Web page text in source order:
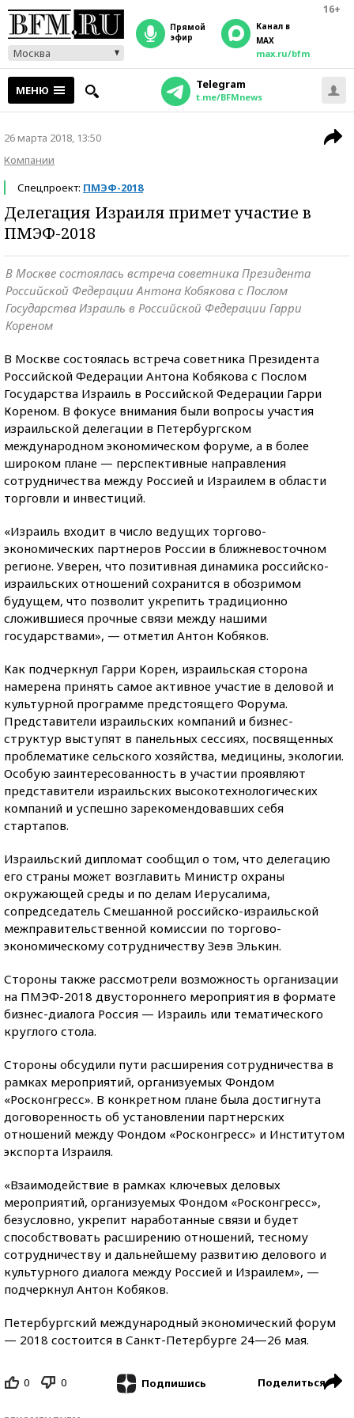
16+
Москва
прямой
эфир
Канал в
MAX
max.ru/bfm
МЕНЮ Telegram
t.me/BFMnews
26 марта 2018, 13:50
Компании
Спецпроект: ПМЭФ-2018
Делегация Израиля примет участие в
ПМЭФ-2018
В Москве состоялась встреча советника Президента
Российской Федерации Антона Кобякова с Послом
Государства Израиль в Российской Федерации Гарри
Кореном
В Москве состоялась встреча советника Президента
Российской Федерации Антона Кобякова с Послом
Государства Израиль в Российской Федерации Гарри
Кореном. В фокусе внимания были вопросы участия
израильской делегации в Петербургском
международном экономическом форуме, а в более
широком плане — перспективные направления
сотрудничества между Россией и Израилем в области
торговли и инвестиций.
«Израиль входит в число ведущих торгово-
экономических партнеров России в ближневосточном
регионе. Уверен, что позитивная динамика российско-
израильских отношений сохранится в обозримом
будущем, что позволит укрепить традиционно
сложившиеся прочные связи между нашими
государствами», — отметил Антон Кобяков.
Как подчеркнул Гарри Корен, израильская сторона
намерена принять самое активное участие в деловой и
культурной программе предстоящего Форума.
Представители израильских компаний и бизнес-
структур выступят в панельных сессиях, посвященных
проблематике сельского хозяйства, медицины, экологии.
Особую заинтересованность в участии проявляют
представители израильских высокотехнологических
компаний и успешно зарекомендовавших себя
стартапов.
Израильский дипломат сообщил о том, что делегацию
его страны может возглавить Министр охраны
окружающей среды и по делам Иерусалима,
сопредседатель Смешанной российско-израильской
межправительственной комиссии по торгово-
экономическому сотрудничеству Зеэв Элькин.
Стороны также рассмотрели возможность организации
на ПМЭФ-2018 двустороннего мероприятия в формате
бизнес-диалога Россия — Израиль или тематического
круглого стола.
Стороны обсудили пути расширения сотрудничества в
рамках мероприятий, организуемых Фондом
«Росконгресс». В конкретном плане была достигнута
договоренность об установлении партнерских
отношений между Фондом «Росконгресс» и Институтом
экспорта Израиля.
«Взаимодействие в рамках ключевых деловых
мероприятий, организуемых Фондом «Росконгресс»,
безусловно, укрепит наработанные связи и будет
способствовать расширению отношений, тесному
сотрудничеству и дальнейшему развитию делового и
культурного диалога между Россией и Израилем», —
подчеркнул Антон Кобяков.
Петербургский международный экономический форум
— 2018 состоится в Санкт-Петербурге 24—26 мая.
0 0 Подпишись Поделиться